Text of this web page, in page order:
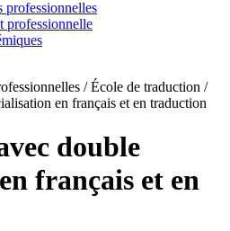
professionnelles
professionnelle
/ École de traduction /
en français et en traduction
double
français et en